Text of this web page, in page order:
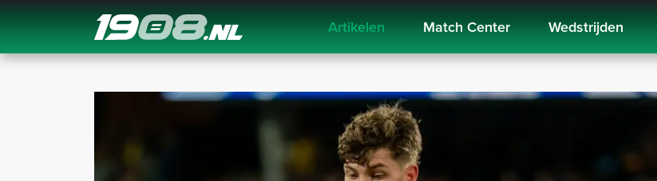
Navigation Artikelen Match Center Wedstrijden